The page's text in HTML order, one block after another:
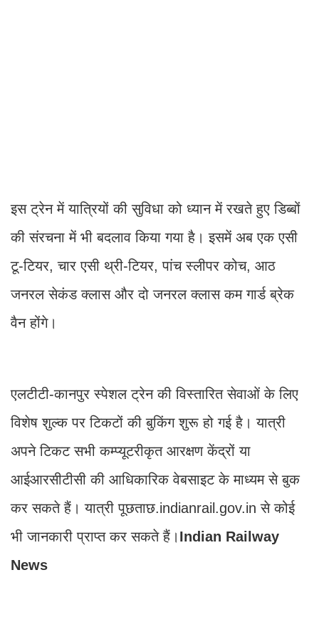
इस ट्रेन में यात्रियों की सुविधा को ध्यान में रखते हुए डिब्बों
की संरचना में भी बदलाव किया गया है। इसमें अब एक एसी
टू-टियर, चार एसी थ्री-टियर, पांच स्लीपर कोच, आठ
जनरल सेकंड क्लास और दो जनरल क्लास कम गार्ड ब्रेक
वैन होंगे।
एलटीटी-कानपुर स्पेशल ट्रेन की विस्तारित सेवाओं के लिए
विशेष शुल्क पर टिकटों की बुकिंग शुरू हो गई है। यात्री
अपने टिकट सभी कम्प्यूटरीकृत आरक्षण केंद्रों या
आईआरसीटीसी की आधिकारिक वेबसाइट के माध्यम से बुक
कर सकते हैं। यात्री पूछताछ.indianrail.gov.in से कोई
भी जानकारी प्राप्त कर सकते हैं। Indian Railway
News